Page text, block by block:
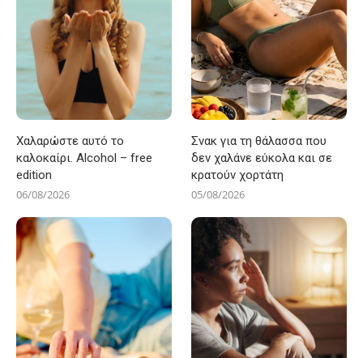
Χαλαρώστε αυτό το
καλοκαίρι. Alcohol – free
edition
06/08/2026
Σνακ για τη θάλασσα που
δεν χαλάνε εύκολα και σε
κρατούν χορτάτη
05/08/2026